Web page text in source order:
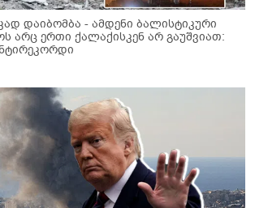
დაიბომბა - ამდენი ბალისტიკური
არც ერთი ქალაქისკენ არ გაუშვიათ: